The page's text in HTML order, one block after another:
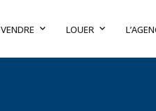
VENDRE LOUER